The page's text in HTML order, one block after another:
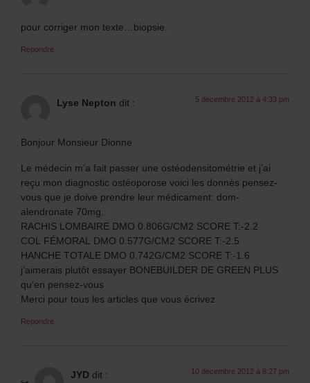
pour corriger mon texte…biopsie.
Répondre
Lyse Nepton dit : 5 décembre 2012 à 4:33 pm
Bonjour Monsieur Dionne
Le médecin m’a fait passer une ostéodensitométrie et j’ai
reçu mon diagnostic ostéoporose voici les donnés pensez-
vous que je doive prendre leur médicament: dom-
alendronate 70mg.:
RACHIS LOMBAIRE DMO 0.806G/CM2 SCORE T:-2.2
COL FÉMORAL DMO 0.577G/CM2 SCORE T:-2.5
HANCHE TOTALE DMO 0.742G/CM2 SCORE T:-1.6
j’aimerais plutôt essayer BONEBUILDER DE GREEN PLUS
qu’en pensez-vous
Merci pour tous les articles que vous écrivez
Répondre
JYD dit : 10 décembre 2012 à 8:27 pm